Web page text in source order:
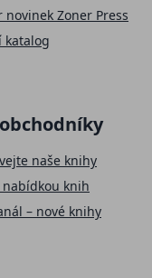
novinek Zoner Press
katalog
naše knihy
nabídkou knih
– nové knihy